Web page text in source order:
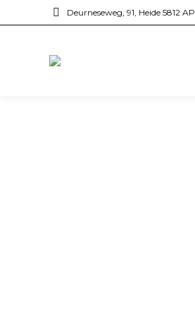
Deurneseweg, 91, Heide 5812 AP